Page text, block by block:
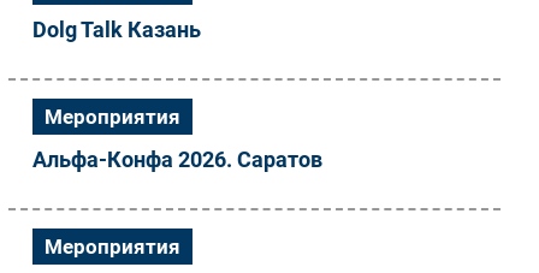
Dolg Talk Казань
Мероприятия
Альфа-Конфа 2026. Саратов
Мероприятия